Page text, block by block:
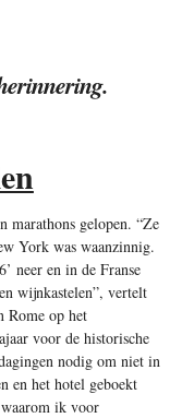
marathons gelopen. “Ze
York was waanzinnig.
neer en in de Franse
wijnkastelen”, vertelt
Rome op het
voor de historische
nodig om niet in
en het hotel geboekt
ik voor